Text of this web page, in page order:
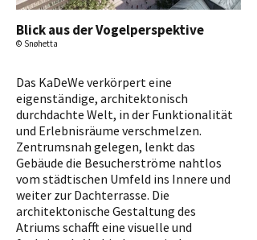
Blick aus der Vogelperspektive
© Snøhetta
Das KaDeWe verkörpert eine
eigenständige, architektonisch
durchdachte Welt, in der Funktionalität
und Erlebnisräume verschmelzen.
Zentrumsnah gelegen, lenkt das
Gebäude die Besucherströme nahtlos
vom städtischen Umfeld ins Innere und
weiter zur Dachterrasse. Die
architektonische Gestaltung des
Atriums schafft eine visuelle und